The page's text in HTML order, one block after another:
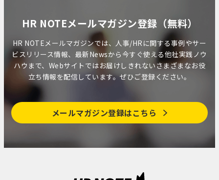
HR NOTEメールマガジン登録（無料）
HR NOTEメールマガジンでは、人事/HRに関する事例やサー
ビスリリース情報、最新Newsから今すぐ使える他社実践ノウ
ハウまで、Webサイトではお届けしきれないさまざまなお役
立ち情報を配信しています。ぜひご登録ください。
メールマガジン登録はこちら